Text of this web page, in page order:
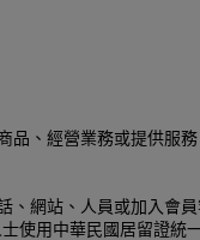
品、經營業務或提供服
、網站、人員或加入會
使用中華民國居留證統